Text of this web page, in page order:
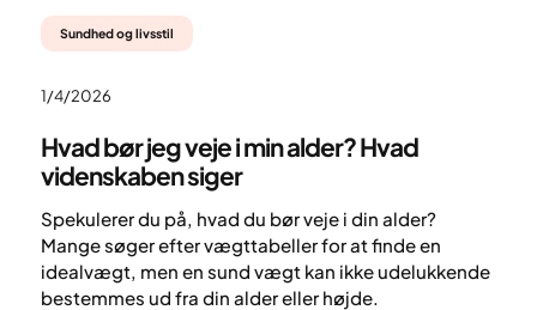
Sundhed og livsstil
1/4/2026
Hvad bør jeg veje i min alder? Hvad
videnskaben siger
Spekulerer du på, hvad du bør veje i din alder?
Mange søger efter vægttabeller for at finde en
idealvægt, men en sund vægt kan ikke udelukkende
bestemmes ud fra din alder eller højde.